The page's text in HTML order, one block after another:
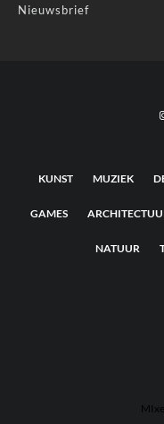
Nieuwsbrief
KUNST MUZIEK
GAMES
NATUUR